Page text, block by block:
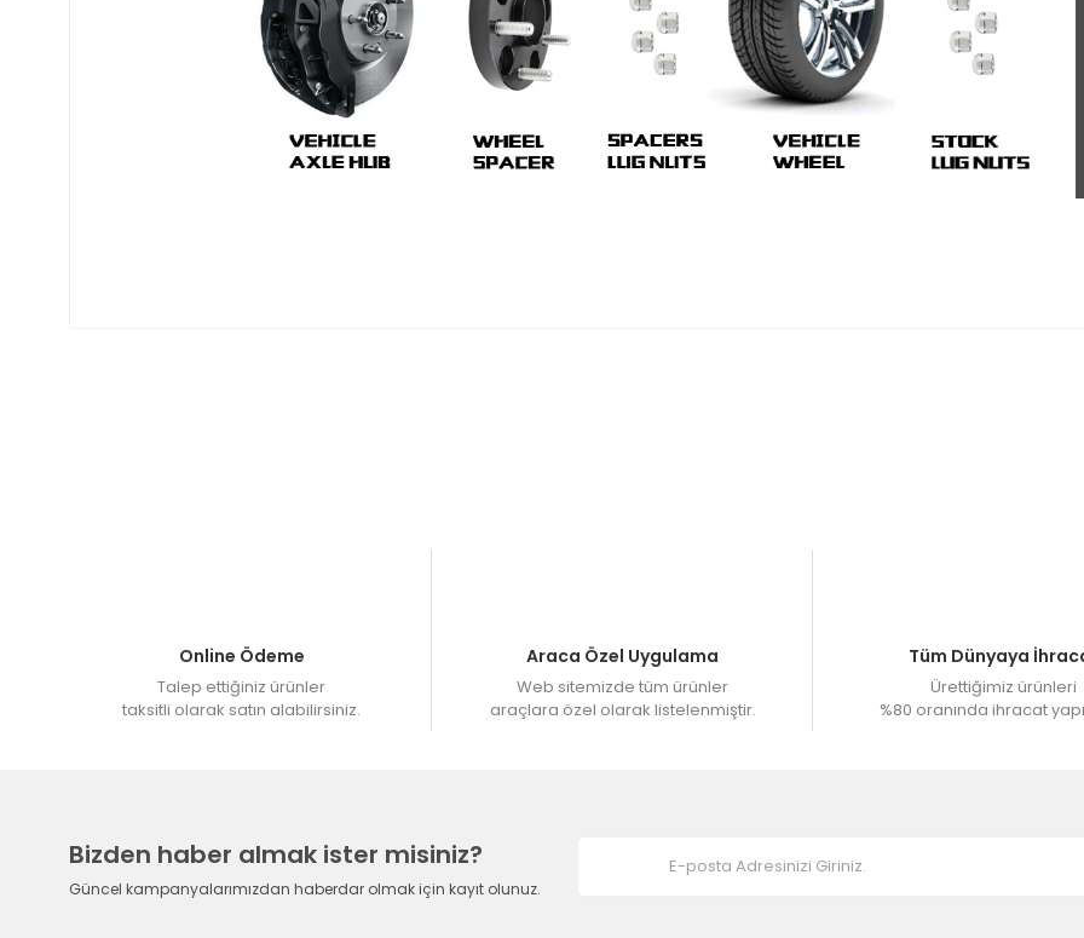
Online Ödeme
Talep ettiğiniz ürünler
taksitli olarak satın alabilirsiniz.
Araca Özel Uygulama
Web sitemizde tüm ürünler
araçlara özel olarak listelenmiştir.
Tüm Dünyaya
Ürettiğimiz ürünleri
%80 oranında ihracat
Bizden haber almak ister misiniz?
Güncel kampanyalarımızdan haberdar olmak için kayıt olunuz.